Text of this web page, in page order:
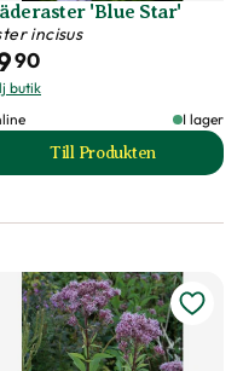
produktsida
'Blue Star'
incisus
90
butik
I lager
Till Produkten
till Fjäderaster